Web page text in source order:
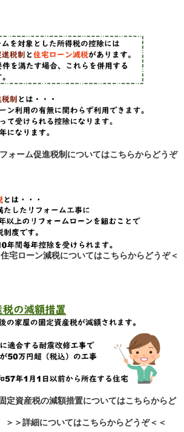
ォーム促進税制についてはこちらからどうぞ
住宅ローン減税についてはこちらからどうぞ＜
定資産税の減額措置についてはこちらからど
＞＞詳細についてはこちらからどうぞ＜＜